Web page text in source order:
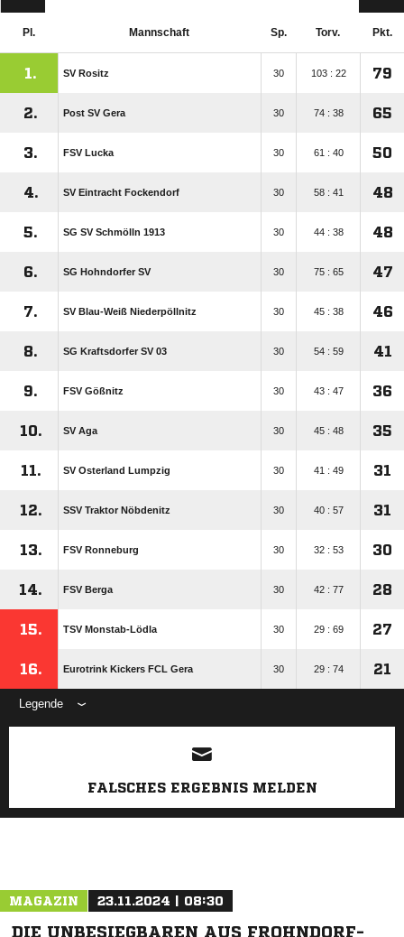
Pl. Mannschaft Sp. Torv. Pkt.
1. SV Rositz 30 103 : 22 79
2. Post SV Gera 30 74 : 38 65
3. FSV Lucka 30 61 : 40 50
4. SV Eintracht Fockendorf 30 58 : 41 48
5. SG SV Schmölln 1913 30 44 : 38 48
6. SG Hohndorfer SV 30 75 : 65 47
7. SV Blau-Weiß Niederpöllnitz 30 45 : 38 46
8. SG Kraftsdorfer SV 03 30 54 : 59 41
9. FSV Gößnitz 30 43 : 47 36
10. SV Aga 30 45 : 48 35
11. SV Osterland Lumpzig 30 41 : 49 31
12. SSV Traktor Nöbdenitz 30 40 : 57 31
13. FSV Ronneburg 30 32 : 53 30
14. FSV Berga 30 42 : 77 28
15. TSV Monstab-Lödla 30 29 : 69 27
16. Eurotrink Kickers FCL Gera 30 29 : 74 21
Legende
ANZEIGE
FALSCHES ERGEBNIS MELDEN
MAGAZIN 23.11.2024 | 08:30
DIE UNBESIEGBAREN AUS FROHNDORF-